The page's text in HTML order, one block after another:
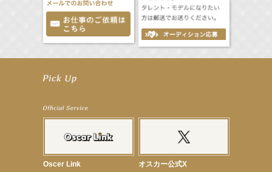
【武井咲】ENFÖLD 2026 PF/FW archetypeに登場！
【elfin’】8月16日（日）「全世界」発売記念イベント決定！
【elfin’】7thシングル『全世界』がFM TANABEでO.A.決定♪
【昆虫ハンター牧田習】宝塚市立手塚治虫記念館トークショー＆宝塚文化芸術センター昆虫展示イ
ショーゲスト出演！Oscer Link オスカー公式X